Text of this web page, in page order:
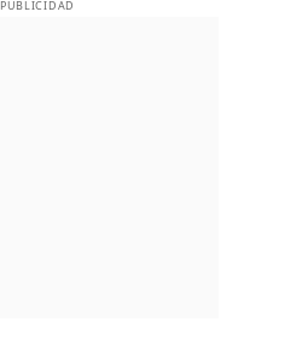
PUBLICIDAD